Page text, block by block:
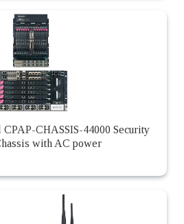
CHASSIS-44000 Security
with AC power